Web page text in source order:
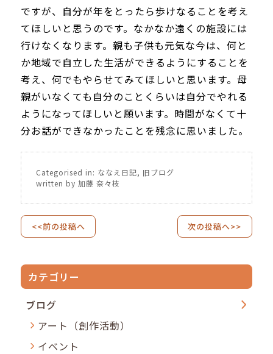
ですが、自分が年をとったら歩けなることを考え
てほしいと思うのです。なかなか遠くの施設には
行けなくなります。親も子供も元気な今は、何と
か地域で自立した生活ができるようにすることを
考え、何でもやらせてみてほしいと思います。母
親がいなくても自分のことくらいは自分でやれる
ようになってほしいと願います。時間がなくて十
分お話ができなかったことを残念に思いました。
Categorised in: ななえ日記, 旧ブログ
written by 加藤 奈々枝
<<前の投稿へ 次の投稿へ>>
カテゴリー
ブログ
アート（創作活動）
イベント